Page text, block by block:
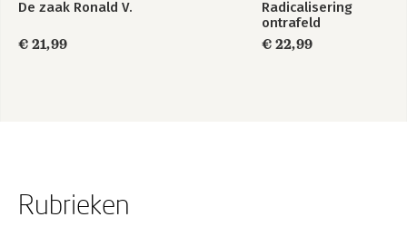
De zaak Ronald V.
€ 21,99
Radicalisering
ontrafeld
€ 22,99
Rubrieken